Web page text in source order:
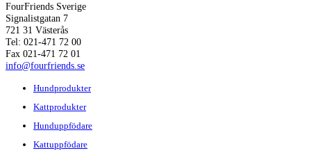
FourFriends Sverige
Signalistgatan 7
721 31 Västerås
Tel: 021-471 72 00
Fax 021-471 72 01
info@fourfriends.se
Hundprodukter
Kattprodukter
Hunduppfödare
Kattuppfödare